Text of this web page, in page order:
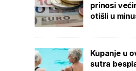
prinosi
otišli u
Kupanje u
sutra